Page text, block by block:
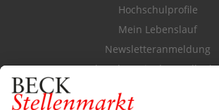
Hochschulprofile
Mein Lebenslauf
Newsletteranmeldung
Durchsuchen Sie den
FÜR ARBEITGEBER